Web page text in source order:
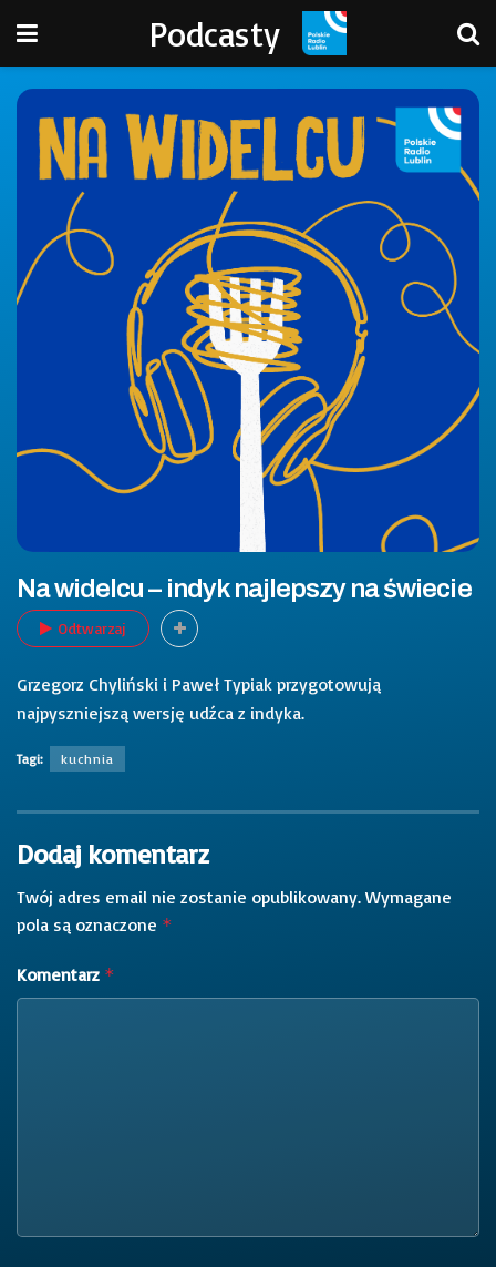
Podcasty
Na widelcu – indyk najlepszy na świecie
Odtwarzaj
Grzegorz Chyliński i Paweł Typiak przygotowują
najpyszniejszą wersję udźca z indyka.
Tagi: kuchnia
Dodaj komentarz
Twój adres email nie zostanie opublikowany. Wymagane
pola są oznaczone *
Komentarz *